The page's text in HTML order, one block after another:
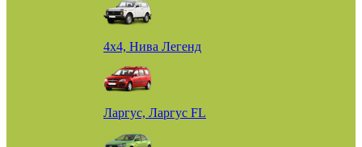
4х4, Нива Легенд
Ларгус, Ларгус FL